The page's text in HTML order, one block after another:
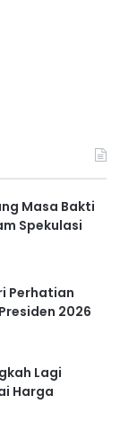
Masa Bakti
Spekulasi
Perhatian
2026
Lagi
Harga